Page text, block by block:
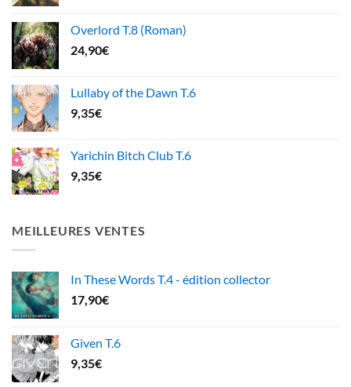
Overlord T.8 (Roman)
24,90€
Lullaby of the Dawn T.6
9,35€
Yarichin Bitch Club T.6
9,35€
MEILLEURES VENTES
In These Words T.4 - édition collector
17,90€
Given T.6
9,35€